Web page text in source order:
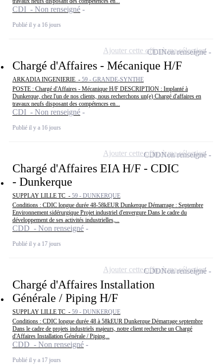
CDI - Non renseigné
Publié il y a 16 jours
Chargé d'Affaires - Mécanique H/F
ARKADIA INGENIERIE - 59 - GRANDE-SYNTHE
POSTE : Chargé d'Affaires - Mécanique H/F DESCRIPTION : Implanté à
Dunkerque, chez l'un de nos clients, nous recherchons un(e) Chargé d'affaires en
travaux neufs disposant des compétences en...
CDI - Non renseigné
Publié il y a 16 jours
CDINon renseigné
Ajouter cette offre à ma sélection
Chargé d'Affaires EIA H/F - CDIC
- Dunkerque
SUPPLAY LILLE TC - 59 - DUNKERQUE
Conditions : CDIC longue durée 48-58kEUR Dunkerque Démarrage : Septembre
Environnement sidérurgique Projet industriel d'envergure Dans le cadre du
développement de ses activités industrielles,...
CDD - Non renseigné
Publié il y a 17 jours
CDDNon renseigné
Ajouter cette offre à ma sélection
Chargé d'Affaires Installation
Générale / Piping H/F
SUPPLAY LILLE TC - 59 - DUNKERQUE
Conditions : CDIC longue durée 48 à 58kEUR Dunkerque Démarrage septembre
Dans le cadre de projets industriels majeurs, notre client recherche un Chargé
d'Affaires Installation Générale / Piping...
CDD - Non renseigné
Publié il y a 17 jours
CDDNon renseigné
Ajouter cette offre à ma sélection